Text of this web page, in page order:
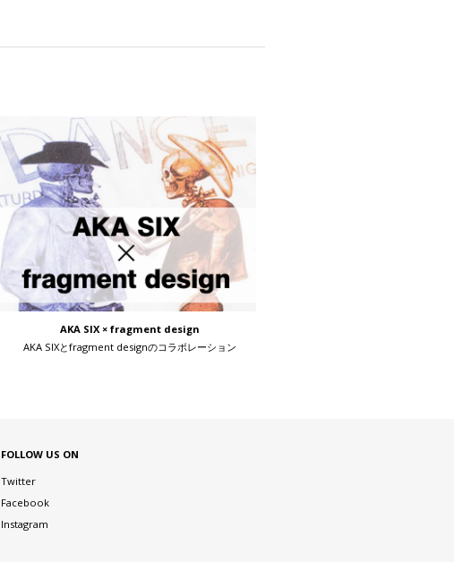
AKA SIX × fragment design
AKA SIXとfragment designのコラボレーション
FOLLOW US ON
Twitter
Facebook
Instagram